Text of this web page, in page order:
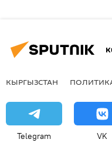
КЫРГЫЗСТАН
Telegram VK